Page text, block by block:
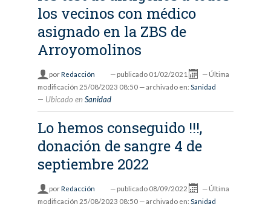
los vecinos con médico
asignado en la ZBS de
Arroyomolinos
porRedacción — publicado 01/02/2021 — Última
modificación 25/08/2023 08:50 — archivado en: Sanidad
Ubicado en Sanidad
Lo hemos conseguido !!!,
donación de sangre 4 de
septiembre 2022
porRedacción — publicado 08/09/2022 — Última
modificación 25/08/2023 08:50 — archivado en: Sanidad